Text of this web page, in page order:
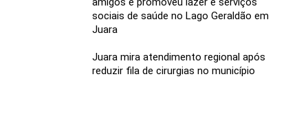
sociais de saúde no Lago Geraldão em
Juara
Juara mira atendimento regional após
reduzir fila de cirurgias no município